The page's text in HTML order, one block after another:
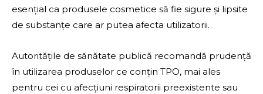
esențial ca produsele cosmetice să fie sigure și lipsite
de substanțe care ar putea afecta utilizatorii.
Autoritățile de sănătate publică recomandă prudență
în utilizarea produselor ce conțin TPO, mai ales
pentru cei cu afecțiuni respiratorii preexistente sau